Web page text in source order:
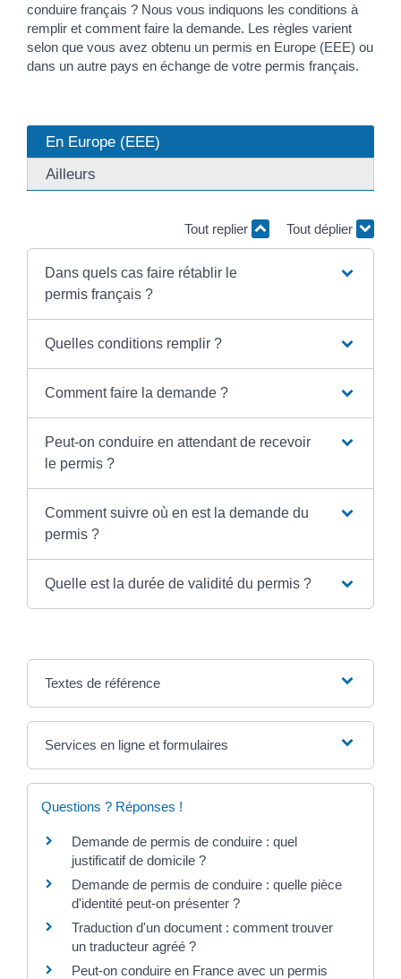
conduire français ? Nous vous indiquons les conditions à
remplir et comment faire la demande. Les règles varient
selon que vous avez obtenu un permis en Europe (EEE) ou
dans un autre pays en échange de votre permis français.
En Europe (EEE)
Ailleurs
Tout replier Tout déplier
Dans quels cas faire rétablir le
permis français ?
Quelles conditions remplir ?
Comment faire la demande ?
Peut-on conduire en attendant de recevoir
le permis ?
Comment suivre où en est la demande du
permis ?
Quelle est la durée de validité du permis ?
Textes de référence
Services en ligne et formulaires
Questions ? Réponses !
Demande de permis de conduire : quel
justificatif de domicile ?
Demande de permis de conduire : quelle pièce
d'identité peut-on présenter ?
Traduction d'un document : comment trouver
un traducteur agréé ?
Peut-on conduire en France avec un permis